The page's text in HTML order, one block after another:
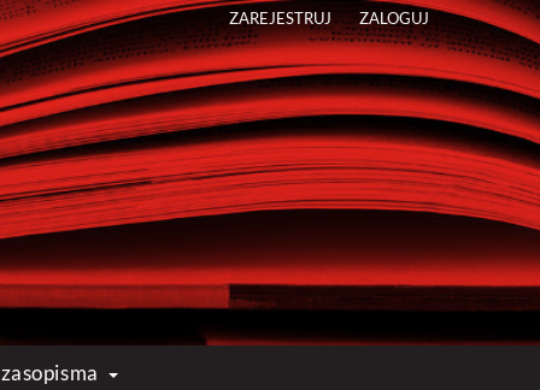
ZAREJESTRUJ ZALOGUJ